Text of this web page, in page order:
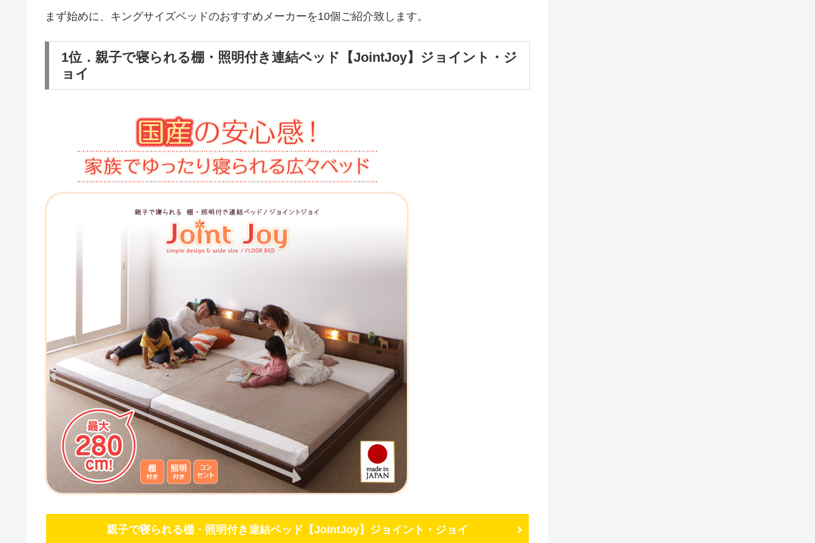
まず始めに、キングサイズベッドのおすすめメーカーを10個ご紹介致します。
1位．親子で寝られる棚・照明付き連結ベッド【JointJoy】ジョイント・ジ
ョイ
親子で寝られる棚・照明付き連結ベッド【JointJoy】ジョイント・ジョイ